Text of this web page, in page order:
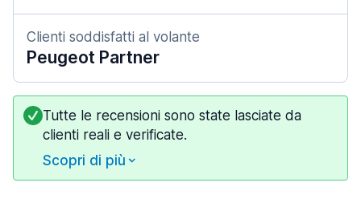
Clienti soddisfatti al volante
Peugeot Partner
Tutte le recensioni sono state lasciate da
clienti reali e verificate.
Scopri di più